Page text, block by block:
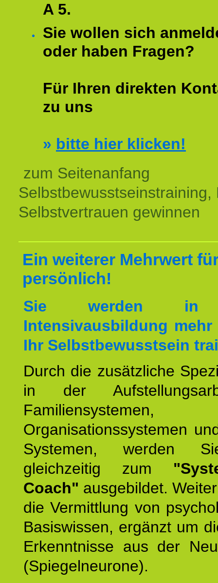
A 5.
Sie wollen sich
oder haben Fragen?
Für Ihren direkten
zu uns
» bitte hier klicken!
zum Seitenanfang
Selbstbewusstseinstraining,
Selbstvertrauen gewinnen
Ein weiterer Mehrwert
persönlich!
Sie werden in
Intensivausbildung
Ihr Selbstbewusstsein
Durch die zusätzliche
in der
Familiensystemen,
Organisationssystemen
Systemen, werden
gleichzeitig zum
Coach" ausgebildet.
die Vermittlung von
Basiswissen, ergänzt um
Erkenntnisse aus der
(Spiegelneurone).